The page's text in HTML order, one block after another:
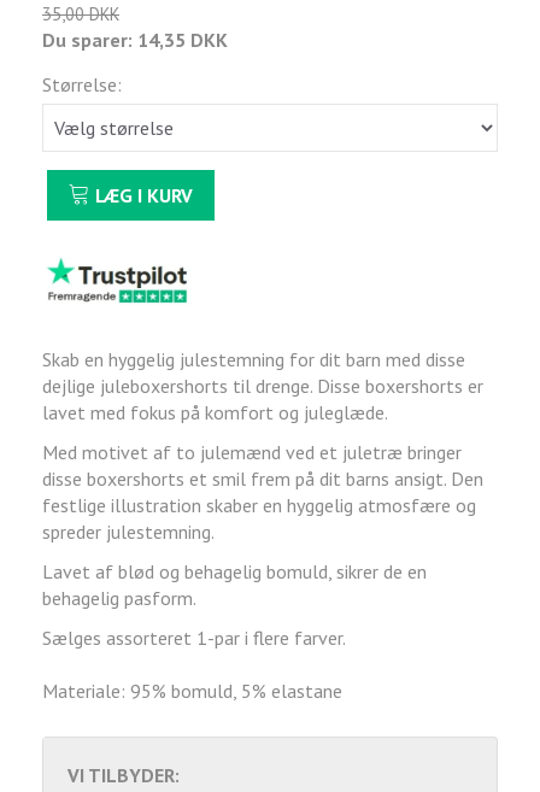
35,00 DKK
Du sparer: 14,35 DKK
Størrelse:
LÆG I KURV
Skab en hyggelig julestemning for dit barn med disse
dejlige juleboxershorts til drenge. Disse boxershorts er
lavet med fokus på komfort og juleglæde.
Med motivet af to julemænd ved et juletræ bringer
disse boxershorts et smil frem på dit barns ansigt. Den
festlige illustration skaber en hyggelig atmosfære og
spreder julestemning.
Lavet af blød og behagelig bomuld, sikrer de en
behagelig pasform.
Sælges assorteret 1-par i flere farver.
Materiale: 95% bomuld, 5% elastane
VI TILBYDER: